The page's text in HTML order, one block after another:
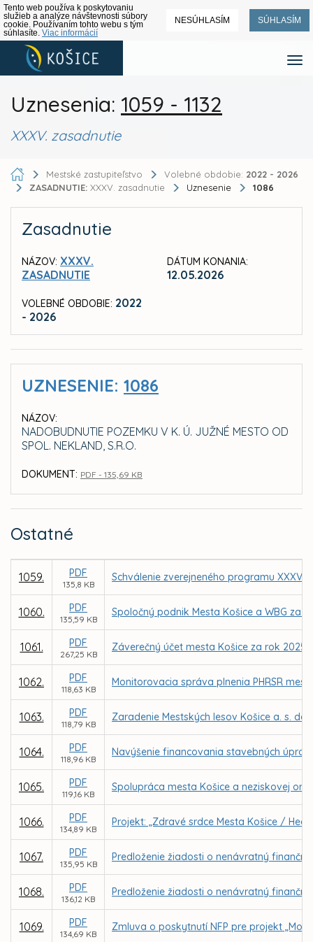
Tento web používa k poskytovaniu
služieb a analýze návštevnosti súbory
cookie. Používaním tohto webu s tým
súhlasíte. Viac informácií
NESÚHLASÍM SÚHLASÍM
Uznesenia: 1059 - 1132
XXXV. zasadnutie
Mestské zastupiteľstvo Volebné obdobie: 2022 - 2026
ZASADNUTIE: XXXV. zasadnutie Uznesenie 1086
Zasadnutie
NÁZOV: XXXV.
ZASADNUTIE
VOLEBNÉ OBDOBIE: 2022
- 2026
DÁTUM KONANIA:
12.05.2026
UZNESENIE: 1086
NÁZOV:
NADOBUDNUTIE POZEMKU V K. Ú. JUŽNÉ MESTO OD
SPOL. NEKLAND, S.R.O.
DOKUMENT: PDF - 135,69 KB
Ostatné
1059. PDF
135,8 KB
Schválenie zverejneného programu XXXV.
1060. PDF
135,59 KB
Spoločný podnik Mesta Košice a WBG za
1061. PDF
267,25 KB
Záverečný účet mesta Košice za rok 2025
1062. PDF
118,63 KB
Monitorovacia správa plnenia PHRSR
1063. PDF
118,79 KB
Zaradenie Mestských lesov Košice a. s.
1064. PDF
118,96 KB
Navýšenie financovania stavebných
1065. PDF
119,16 KB
Spolupráca mesta Košice a neziskovej
1066. PDF
134,89 KB
Projekt: „Zdravé srdce Mesta Košice /
1067. PDF
135,95 KB
Predloženie žiadosti o nenávratný
1068. PDF
136,12 KB
Predloženie žiadosti o nenávratný
1069. PDF
134,69 KB
Zmluva o poskytnutí NFP pre projekt